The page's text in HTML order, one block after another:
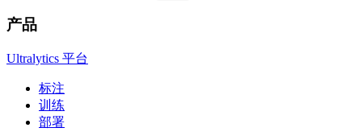
产品
Ultralytics 平台
标注
训练
部署